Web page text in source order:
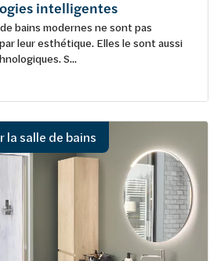
intelligentes
bains modernes ne sont pas
leur esthétique. Elles le sont aussi
S...
la salle de bains